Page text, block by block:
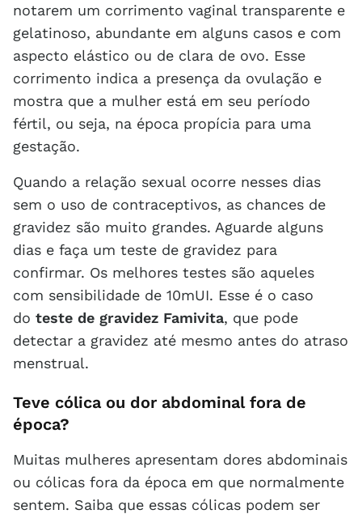
notarem um corrimento vaginal transparente e
gelatinoso, abundante em alguns casos e com
aspecto elástico ou de clara de ovo. Esse
corrimento indica a presença da ovulação e
mostra que a mulher está em seu período
fértil, ou seja, na época propícia para uma
gestação.
Quando a relação sexual ocorre nesses dias
sem o uso de contraceptivos, as chances de
gravidez são muito grandes. Aguarde alguns
dias e faça um teste de gravidez para
confirmar. Os melhores testes são aqueles
com sensibilidade de 10mUI. Esse é o caso
do teste de gravidez Famivita, que pode
detectar a gravidez até mesmo antes do atraso
menstrual.
Teve cólica ou dor abdominal fora de
época?
Muitas mulheres apresentam dores abdominais
ou cólicas fora da época em que normalmente
sentem. Saiba que essas cólicas podem ser